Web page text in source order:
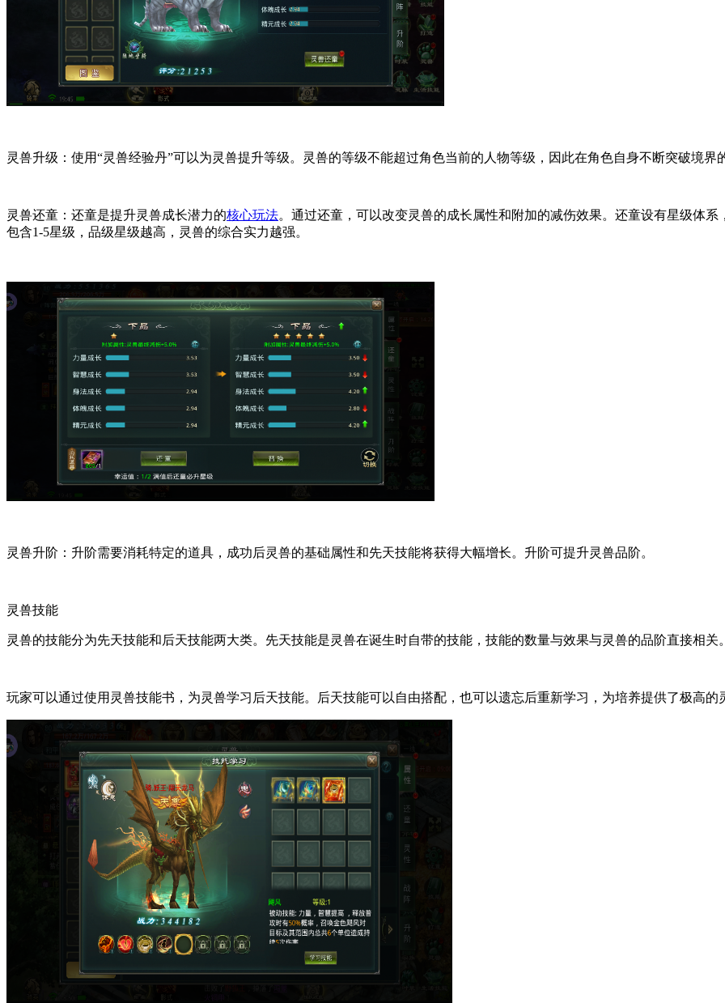
灵兽升级：使用“灵兽经验丹”可以为灵兽提升等级。灵兽的等级不能超过角色当前的人物等级，因此在角色自身不断突破境
灵兽还童：还童是提升灵兽成长潜力的核心玩法。通过还童，可以改变灵兽的成长属性和附加的减伤效果。还童设有星级体
包含1-5星级，品级星级越高，灵兽的综合实力越强。
灵兽升阶：升阶需要消耗特定的道具，成功后灵兽的基础属性和先天技能将获得大幅增长。升阶可提升灵兽品阶。
灵兽技能
灵兽的技能分为先天技能和后天技能两大类。先天技能是灵兽在诞生时自带的技能，技能的数量与效果与灵兽的品阶直接相
玩家可以通过使用灵兽技能书，为灵兽学习后天技能。后天技能可以自由搭配，也可以遗忘后重新学习，为培养提供了极高的